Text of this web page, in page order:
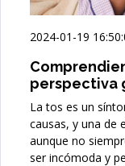
2024-01-19
perspectiva
La tos es un
causas, y una de
aunque no
ser incómoda y